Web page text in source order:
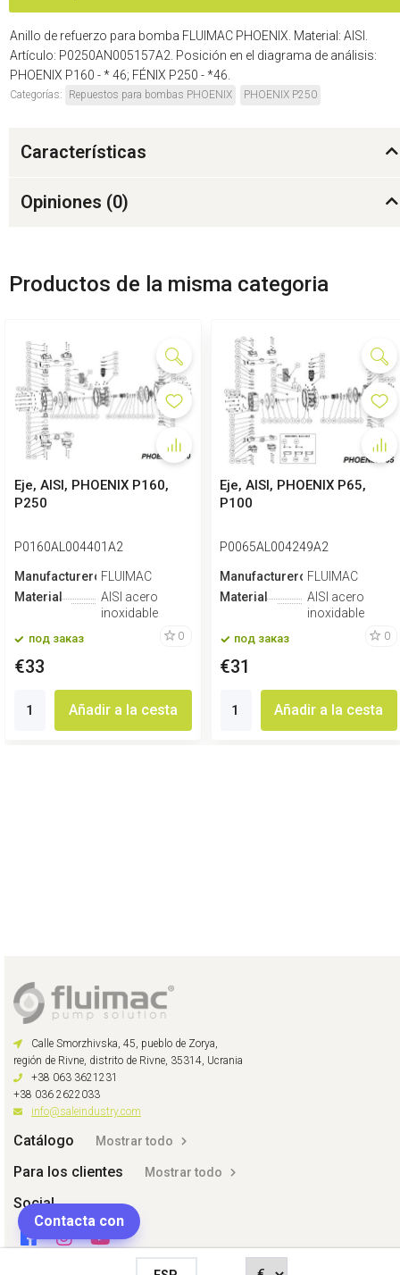
Anillo de refuerzo para bomba FLUIMAC PHOENIX. Material: AISI.
Artículo: P0250AN005157A2. Posición en el diagrama de análisis:
PHOENIX P160 - * 46; FÉNIX P250 - *46.
Categorías: Repuestos para bombas PHOENIX PHOENIX P250
Características
Opiniones (0)
Productos de la misma categoria
Eje, AISI, PHOENIX P160,
P250
P0160AL004401A2
Manufacturero FLUIMAC
Material
AISI acero
inoxidable
под заказ 0
€33
Añadir a la cesta
Eje, AISI, PHOENIX P65,
P100
P0065AL004249A2
Manufacturero FLUIMAC
Material
AISI acero
inoxidable
под заказ 0
€31
Añadir a la cesta
Calle Smorzhivska, 45, pueblo de Zorya,
región de Rivne, distrito de Rivne, 35314, Ucrania
+38 063 3621231
+38 036 2622033
info@saleindustry.com
Catálogo Mostrar todo
Para los clientes Mostrar todo
Social
Contacta con